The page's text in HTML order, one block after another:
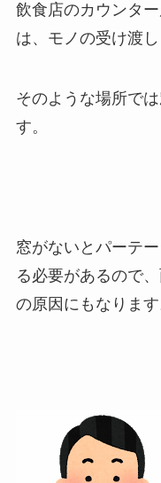
飲食店のカウンタ
は、モノの受け渡
そのような場所で
す。
窓がないとパーテ
る必要があるので
の原因にもなります